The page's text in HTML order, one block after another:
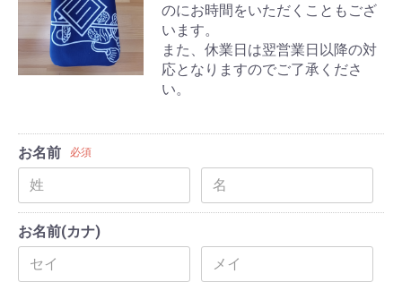
のにお時間をいただくこともござ
います。
また、休業日は翌営業日以降の対
応となりますのでご了承くださ
い。
お名前 必須
お名前(カナ)